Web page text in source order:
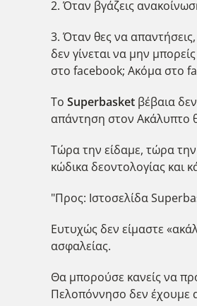
2. Όταν βγάζεις
3. Όταν θες να
δεν γίνεται να μην
στο facebook; Ακόμα στο
To Superbasket βέβαια
απάντηση στον Ακάλυπτο
Τώρα την είδαμε, τώρα
κώδικα δεοντολογίας και
"Προς: Ιστοσελίδα
Ευτυχώς δεν είμαστε
ασφαλείας.
Θα μπορούσε κανείς να
Πελοπόννησο δεν έχουμε